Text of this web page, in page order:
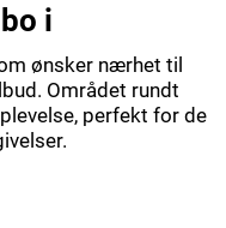
i
ønsker nærhet til
Området rundt
perfekt for de